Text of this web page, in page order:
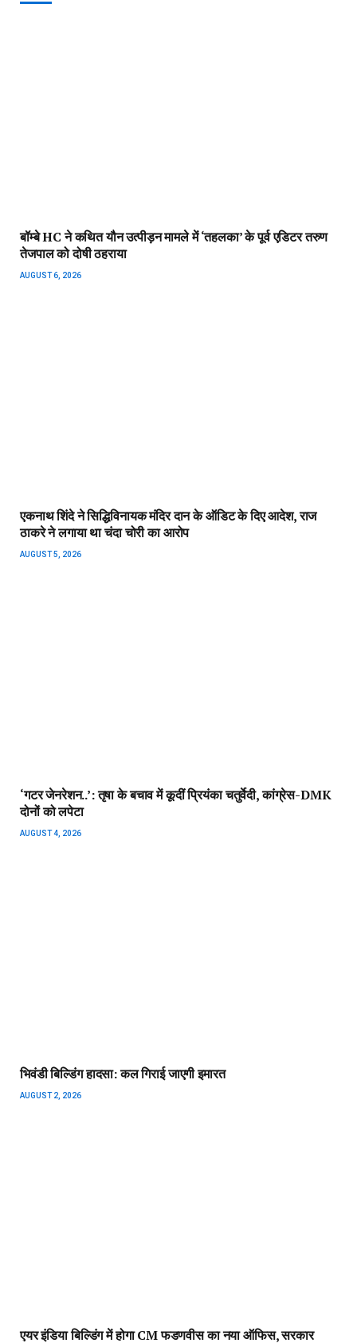
बॉम्बे HC ने कथित यौन उत्पीड़न मामले में ‘तहलका’ के पूर्व एडिटर तरुण
तेजपाल को दोषी ठहराया
AUGUST 6, 2026
एकनाथ शिंदे ने सिद्धिविनायक मंदिर दान के ऑडिट के दिए आदेश, राज
ठाकरे ने लगाया था चंदा चोरी का आरोप
AUGUST 5, 2026
‘गटर जेनरेशन..’: तृषा के बचाव में कूदीं प्रियंका चतुर्वेदी, कांग्रेस-DMK
दोनों को लपेटा
AUGUST 4, 2026
भिवंडी बिल्डिंग हादसा: कल गिराई जाएगी इमारत
AUGUST 2, 2026
एयर इंडिया बिल्डिंग में होगा CM फडणवीस का नया ऑफिस, सरकार